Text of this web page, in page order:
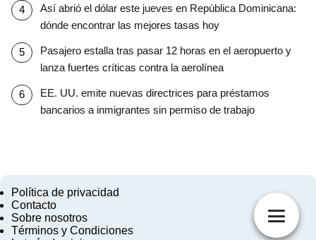
Así abrió el dólar este jueves en República Dominicana:
dónde encontrar las mejores tasas hoy
Pasajero estalla tras pasar 12 horas en el aeropuerto y
lanza fuertes críticas contra la aerolínea
EE. UU. emite nuevas directrices para préstamos
bancarios a inmigrantes sin permiso de trabajo
Política de privacidad
Contacto
Sobre nosotros
Términos y Condiciones